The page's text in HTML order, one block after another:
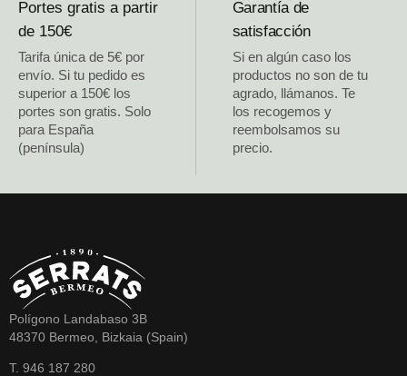
Portes gratis a partir
de 150€
Tarifa única de 5€ por
envío. Si tu pedido es
superior a 150€ los
portes son gratis. Solo
para España
(península)
Garantía de
satisfacción
Si en algún caso los
productos no son de tu
agrado, llámanos. Te
los recogemos y
reembolsamos su
precio.
Polígono Landabaso 3B
48370 Bermeo, Bizkaia (Spain)
T. 946 187 280